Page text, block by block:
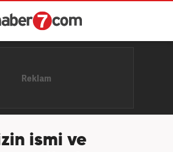
ismi ve